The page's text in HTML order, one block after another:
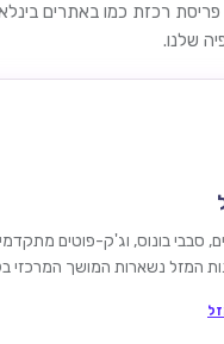
רכזת כמו באתרים
שלנו.
סבבי בונוס, וג'ק-פוטים
המזל נשארות המושך המרכזי